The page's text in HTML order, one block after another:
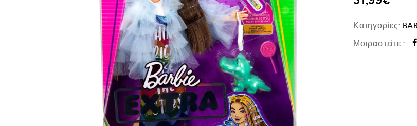
Κατηγορίες:
Μοιραστείτε :